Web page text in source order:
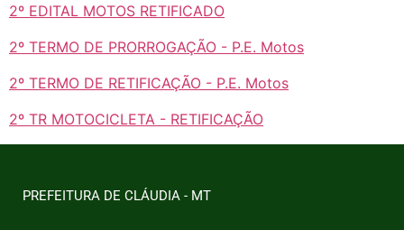
2º EDITAL MOTOS RETIFICADO
2º TERMO DE PRORROGAÇÃO - P.E. Motos
2º TERMO DE RETIFICAÇÃO - P.E. Motos
2º TR MOTOCICLETA - RETIFICAÇÃO
PREFEITURA DE CLÁUDIA - MT